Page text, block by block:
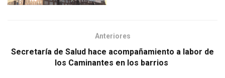
Anteriores
Secretaría de Salud hace acompañamiento a labor de
los Caminantes en los barrios